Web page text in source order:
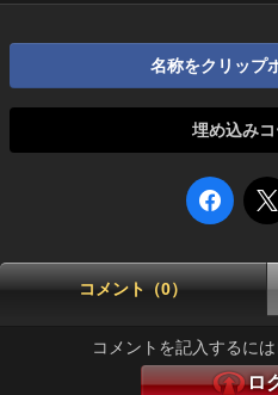
名称をクリップ
埋め込み
コメント（0）
コメントを記入するに
ロ